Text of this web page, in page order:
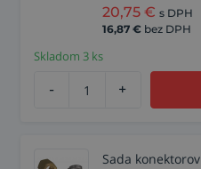
20,75 € s DPH
16,87 € bez DPH
Skladom 3 ks
- +
Sada